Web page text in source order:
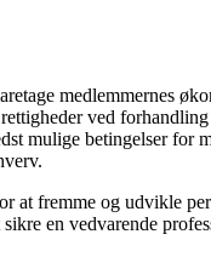
medlemmernes
ved
mulige betingelser for
at fremme og udvikle
en vedvarende